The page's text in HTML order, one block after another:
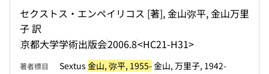
セクストス・エンペイリコス [著], 金山弥平, 金山万里
子 訳
京都大学学術出版会2006.8<HC21-H31>
著者標目 Sextus 金山, 弥平, 1955-金山, 万里子, 1942-